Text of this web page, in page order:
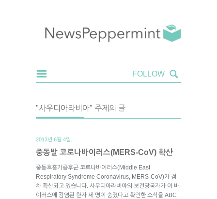
"사우디아라비아" 주제의 글
2013년 6월 4일.
중동발 코로나바이러스(MERS-CoV) 확산
중동호흡기증후군 코로나바이러스(Middle East
Respiratory Syndrome Coronavirus, MERS-CoV)가 점
차 확산되고 있습니다. 사우디아라비아의 보건당국자가 이 바
이러스에 감염된 환자 세 명이 숨졌다고 확인한 소식을 ABC